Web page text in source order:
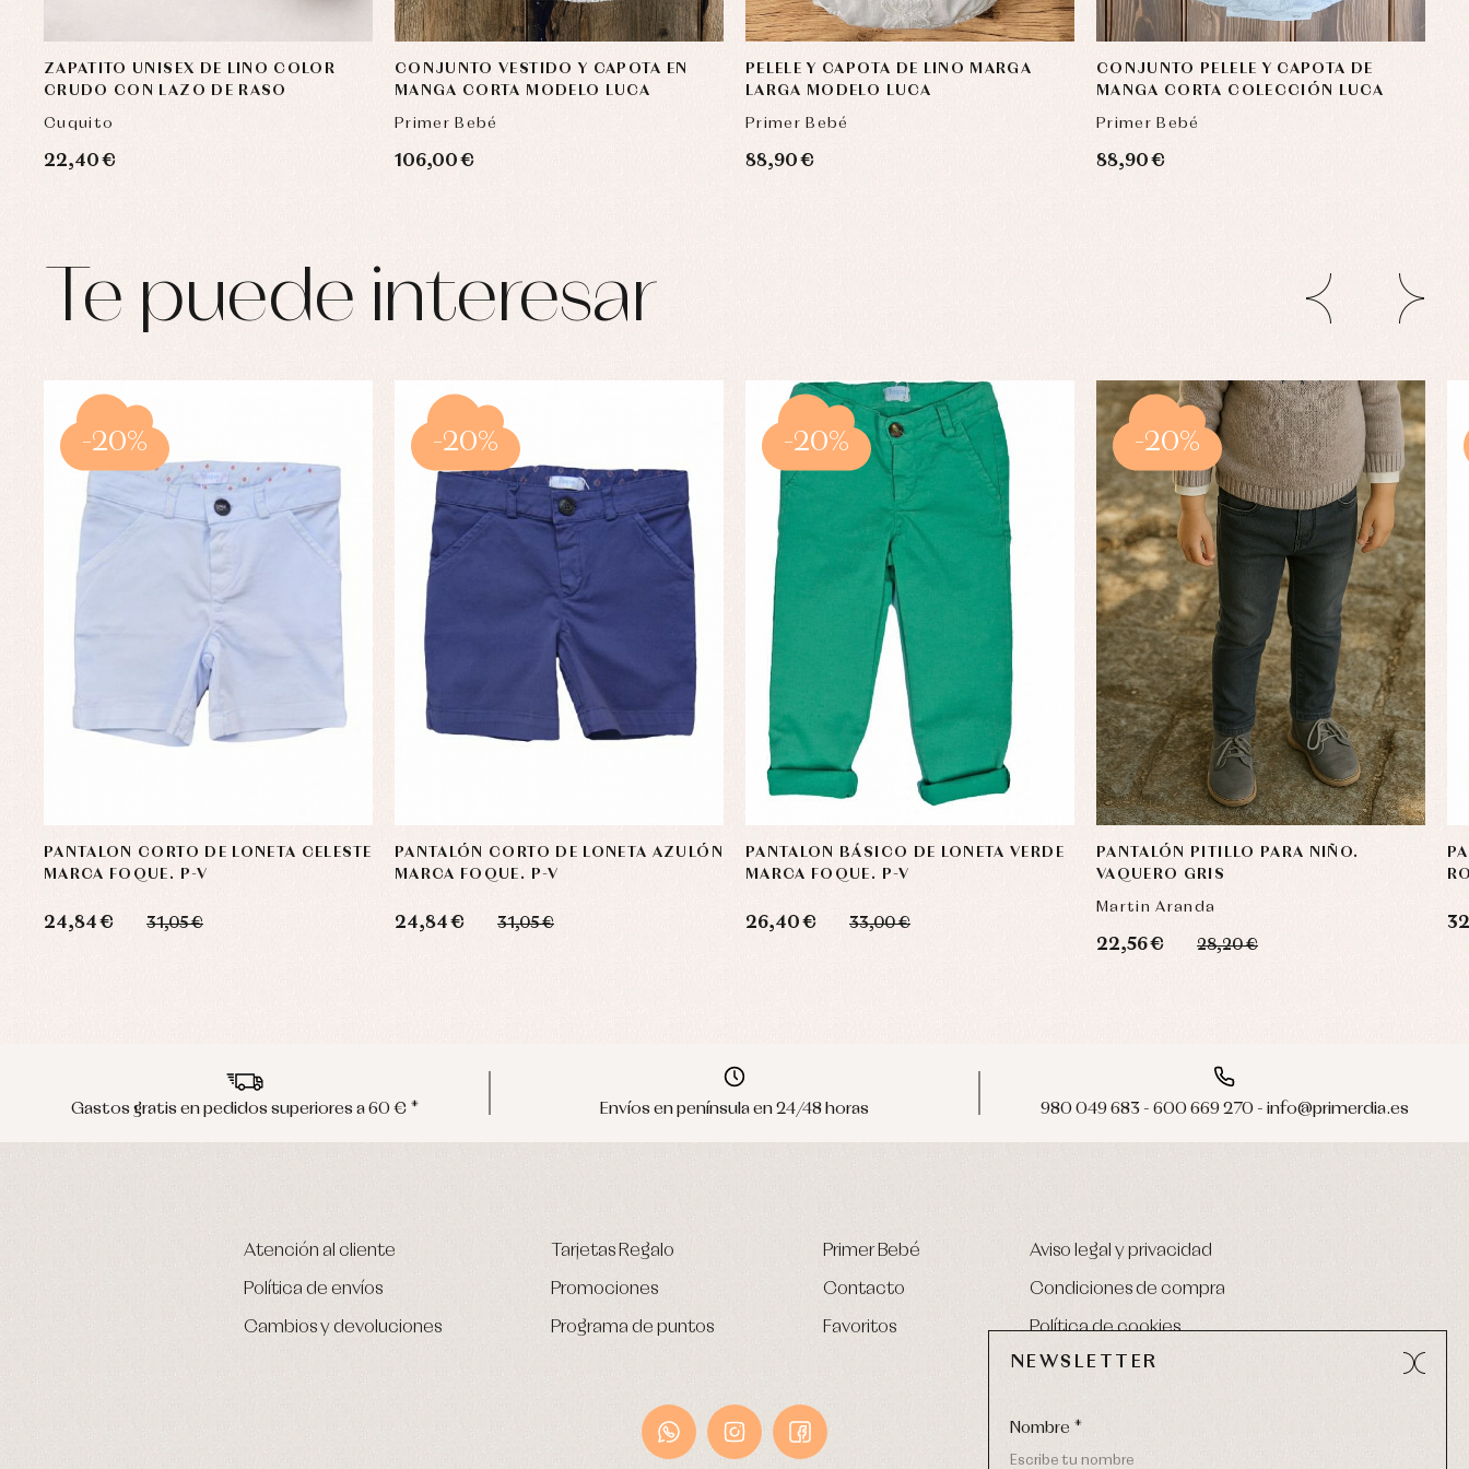
ZAPATITO UNISEX DE LINO COLOR
CRUDO CON LAZO DE RASO
Cuquito
22,40 €
CONJUNTO VESTIDO Y CAPOTA EN
MANGA CORTA MODELO LUCA
Primer Bebé
106,00 €
PELELE Y CAPOTA DE LINO MARGA
LARGA MODELO LUCA
Primer Bebé
88,90 €
CONJUNTO PELELE Y CAPOTA DE
MANGA CORTA COLECCIÓN LUCA
Primer Bebé
88,90 €
Te puede interesar
PANTALON CORTO DE LONETA CELESTE
MARCA FOQUE. P-V
24,84 € 31,05 €
-20%
PANTALÓN CORTO DE LONETA AZULÓN
MARCA FOQUE. P-V
24,84 € 31,05 €
-20%
PANTALON BÁSICO DE LONETA VERDE
MARCA FOQUE. P-V
26,40 € 33,00 €
-20%
PANTALÓN PITILLO PARA NIÑO.
VAQUERO GRIS
Martin Aranda
22,56 € 28,20 €
-20%
Gastos gratis en pedidos superiores a 60 € * Envíos en península en 24/48 horas 980 049 683 - 600 669 270 - info@primerdia.es
Atención al cliente
Política de envíos
Cambios y devoluciones
Tarjetas Regalo
Promociones
Programa de puntos
Primer Bebé
Contacto
Favoritos
Aviso legal y privacidad
Condiciones de compra
Política de cookies
NEWSLETTER
Nombre *